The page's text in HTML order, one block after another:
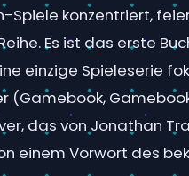
Spiele konzentriert,
Es ist das erste
einzige Spieleserie
(Gamebook,
das von Jonathan
einem Vorwort des